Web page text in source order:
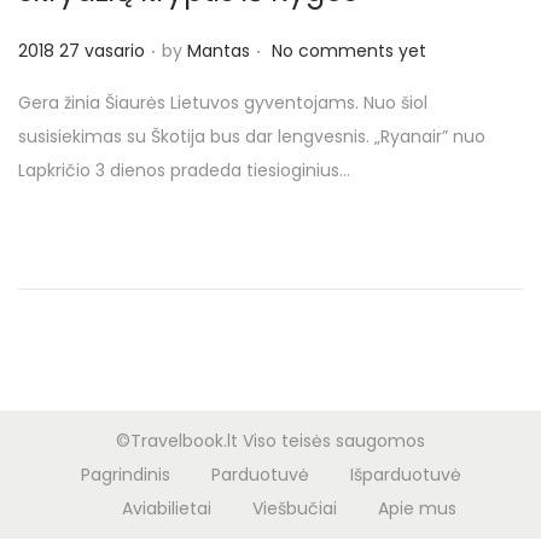
P
s
t
e
2018 27 vasario . by Mantas . No comments yet
Gera žinia Šiaurės Lietuvos gyventojams. Nuo šiol
susisiekimas su Škotija bus dar lengvesnis. „Ryanair” nuo
Lapkričio 3 dienos pradeda tiesioginius…
©Travelbook.lt Viso teisės saugomos
Pagrindinis
Parduotuvė
Išparduotuvė
Aviabilietai
Viešbučiai Apie mus